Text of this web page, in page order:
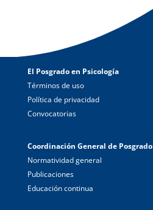
El Posgrado en Psicología
Términos de uso
Política de privacidad
Convocatorias
Coordinación General de Posgrado
Normatividad general
Publicaciones
Educación continua